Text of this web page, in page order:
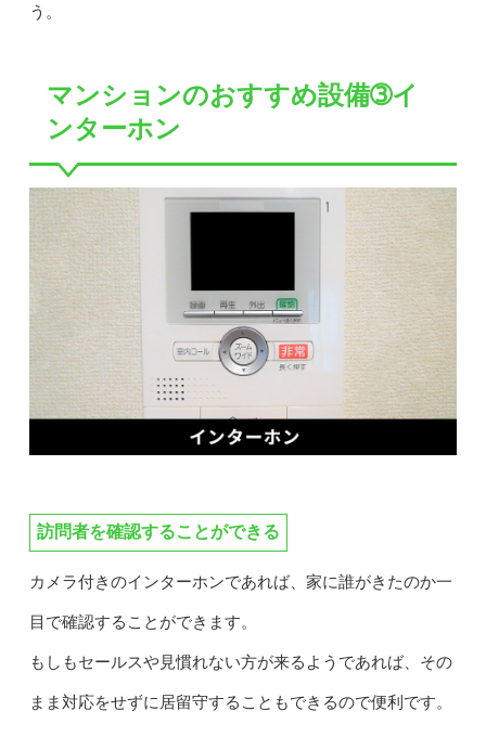
う。
マンションのおすすめ設備➂イ
ンターホン
訪問者を確認することができる
カメラ付きのインターホンであれば、家に誰がきたのか一
目で確認することができます。
もしもセールスや見慣れない方が来るようであれば、その
まま対応をせずに居留守することもできるので便利です。